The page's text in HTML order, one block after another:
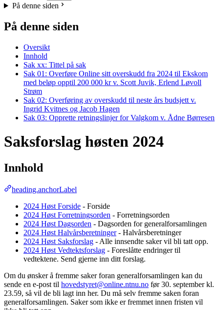
På denne siden
På denne siden
Oversikt
Innhold
Sak xx: Tittel på sak
Sak 01: Overføre Online sitt overskudd fra 2024 til Ekskom
med beløp opptil 200 000 kr v. Scott Juvik, Erlend Løvoll
Strøm
Sak 02: Overføring av overskudd til neste års budsjett v.
Ingrid Kvitnes og Jacob Hagen
Sak 03: Opprette retningslinjer for Valgkom v. Ådne Børresen
Saksforslag høsten 2024
Innhold
heading.anchorLabel
2024 Høst Forside - Forside
2024 Høst Forretningsorden - Forretningsorden
2024 Høst Dagsorden - Dagsorden for generalforsamlingen
2024 Høst Halvårsberetninger- Halvårsberetninger
2024 Høst Saksforslag - Alle innsendte saker vil bli tatt opp.
2024 Høst Vedtektsforslag - Foreslåtte endringer til
vedtektene. Send gjerne inn ditt forslag.
Om du ønsker å fremme saker foran generalforsamlingen kan du
sende en e-post til hovedstyret@online.ntnu.no før 30. september kl.
23.59, så vil de bli lagt inn her. Du må selv fremme saken foran
generalforsamlingen. Saker som ikke er fremmet innen fristen vil